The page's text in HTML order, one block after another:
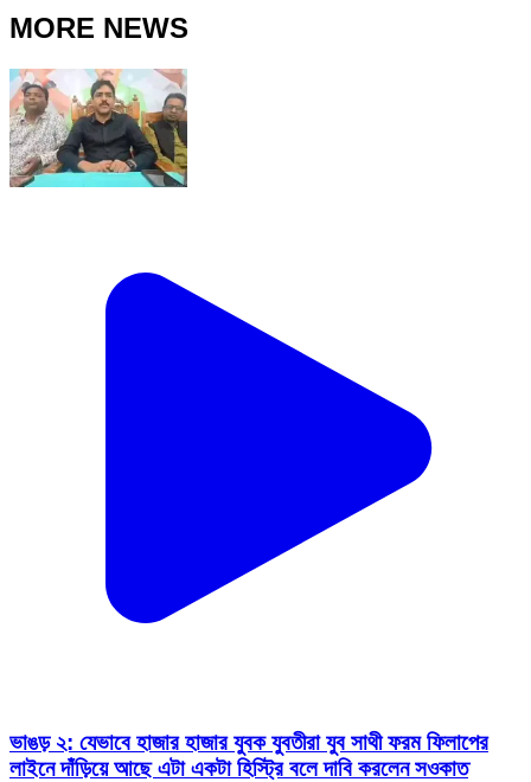
MORE NEWS
ভাঙড় ২: যেভাবে হাজার হাজার যুবক যুবতীরা যুব সাথী ফরম ফিলাপের
লাইনে দাঁড়িয়ে আছে এটা একটা হিস্ট্রি বলে দাবি করলেন সওকাত